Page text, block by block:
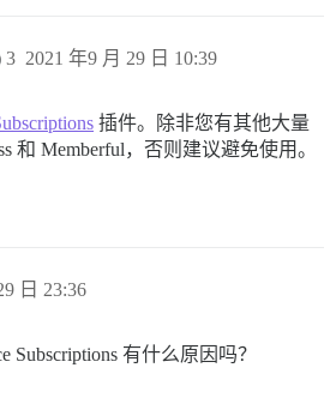
2021 年9 月 29 日 10:39
3
插件。除非您有其他大量
和 Memberful，否则建议避免使用。
日 23:36
Subscriptions 有什么原因吗？